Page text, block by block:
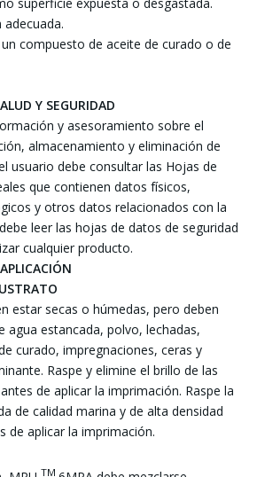
adecuada.
compuesto de aceite de curado o de
Y SEGURIDAD
y asesoramiento sobre el
almacenamiento y eliminación de
usuario debe consultar las Hojas de
que contienen datos físicos,
y otros datos relacionados con la
leer las hojas de datos de seguridad
cualquier producto.
estar secas o húmedas, pero deben
agua estancada, polvo, lechadas,
curado, impregnaciones, ceras y
Raspe y elimine el brillo de las
de aplicar la imprimación. Raspe la
de calidad marina y de alta densidad
de aplicar la imprimación.
TM